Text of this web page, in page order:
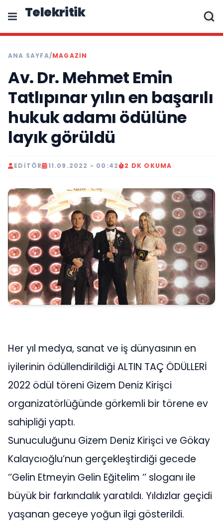
Telekritik
ANA SAYFA/MAGAZIN
Av. Dr. Mehmet Emin
Tatlıpınar yılın en başarılı
hukuk adamı ödülüne
layık görüldü
EDITÖR 11.09.2022 - 00:42 2 DK OKUMA
Her yıl medya, sanat ve iş dünyasının en
iyilerinin ödüllendirildiği ALTIN TAÇ ÖDÜLLERİ
2022 ödül töreni Gizem Deniz Kirişci
organizatörlüğünde görkemli bir törene ev
sahipliği yaptı.
Sunuculuğunu Gizem Deniz Kirişci ve Gökay
Kalaycıoğlu’nun gerçekleştirdiği gecede
‘’Gelin Etmeyin Gelin Eğitelim ‘’ sloganı ile
büyük bir farkındalık yaratıldı. Yıldızlar geçidi
yaşanan geceye yoğun ilgi gösterildi.